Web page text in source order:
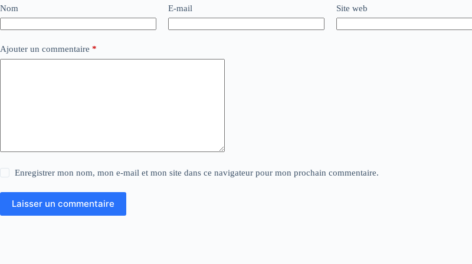
Nom E-mail Site web
Ajouter un commentaire *
Enregistrer mon nom, mon e-mail et mon site dans ce navigateur pour mon prochain commentaire.
Laisser un commentaire